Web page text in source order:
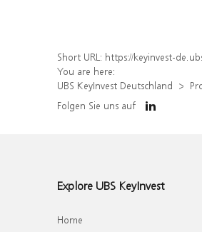
Short URL: https://keyinvest-de.ubs.com/produkt/detail/
You are here:
UBS KeyInvest Deutschland
Folgen Sie uns auf
Explore UBS KeyInvest
Home